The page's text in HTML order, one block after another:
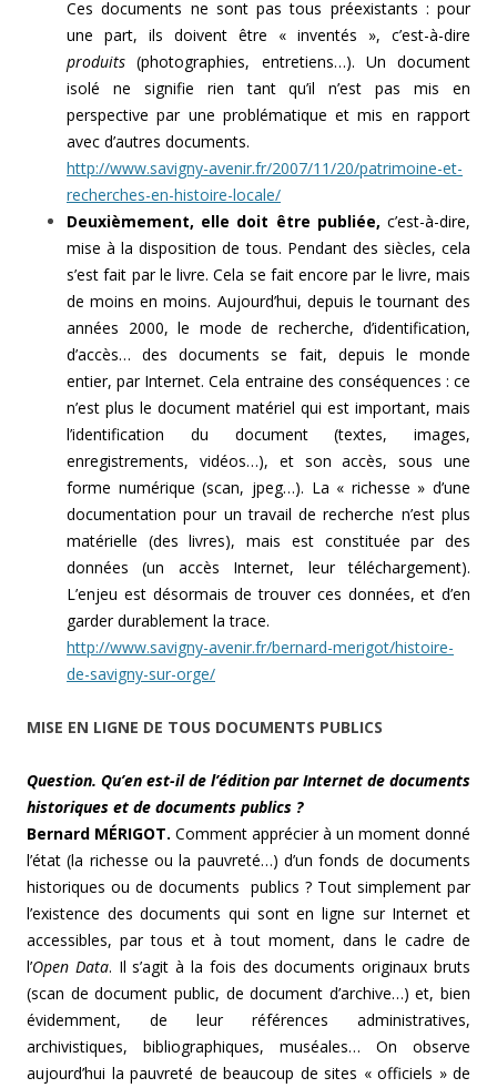
Ces documents ne sont pas tous préexistants : pour
une part, ils doivent être « inventés », c’est-à-dire
produits (photographies, entretiens…). Un document
isolé ne signifie rien tant qu’il n’est pas mis en
perspective par une problématique et mis en rapport
avec d’autres documents.
http://www.savigny-avenir.fr/2007/11/20/patrimoine-et-
recherches-en-histoire-locale/
Deuxièmement, elle doit être publiée, c’est-à-dire,
mise à la disposition de tous. Pendant des siècles, cela
s’est fait par le livre. Cela se fait encore par le livre, mais
de moins en moins. Aujourd’hui, depuis le tournant des
années 2000, le mode de recherche, d’identification,
d’accès… des documents se fait, depuis le monde
entier, par Internet. Cela entraine des conséquences : ce
n’est plus le document matériel qui est important, mais
l’identification du document (textes, images,
enregistrements, vidéos…), et son accès, sous une
forme numérique (scan, jpeg…). La « richesse » d’une
documentation pour un travail de recherche n’est plus
matérielle (des livres), mais est constituée par des
données (un accès Internet, leur téléchargement).
L’enjeu est désormais de trouver ces données, et d’en
garder durablement la trace.
http://www.savigny-avenir.fr/bernard-merigot/histoire-
de-savigny-sur-orge/
MISE EN LIGNE DE TOUS DOCUMENTS PUBLICS
Question. Qu’en est-il de l’édition par Internet de documents
historiques et de documents publics ?
Bernard MÉRIGOT. Comment apprécier à un moment donné
l’état (la richesse ou la pauvreté…) d’un fonds de documents
historiques ou de documents publics ? Tout simplement par
l’existence des documents qui sont en ligne sur Internet et
accessibles, par tous et à tout moment, dans le cadre de
l’Open Data. Il s’agit à la fois des documents originaux bruts
(scan de document public, de document d’archive…) et, bien
évidemment, de leur références administratives,
archivistiques, bibliographiques, muséales… On observe
aujourd’hui la pauvreté de beaucoup de sites « officiels » de